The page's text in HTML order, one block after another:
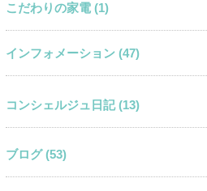
こだわりの家電 (1)
インフォメーション (47)
コンシェルジュ日記 (13)
ブログ (53)